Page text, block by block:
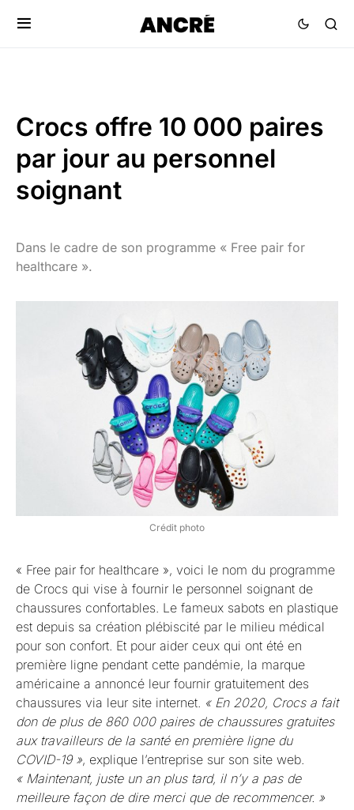
Crocs offre 10 000 paires
par jour au personnel
soignant
Dans le cadre de son programme « Free pair for
healthcare ».
Crédit photo
« Free pair for healthcare », voici le nom du programme
de Crocs qui vise à fournir le personnel soignant de
chaussures confortables. Le fameux sabots en plastique
est depuis sa création plébiscité par le milieu médical
pour son confort. Et pour aider ceux qui ont été en
première ligne pendant cette pandémie, la marque
américaine a annoncé leur fournir gratuitement des
chaussures via leur site internet. « En 2020, Crocs a fait
don de plus de 860 000 paires de chaussures gratuites
aux travailleurs de la santé en première ligne du
COVID-19 », explique l’entreprise sur son site web.
« Maintenant, juste un an plus tard, il n’y a pas de
meilleure façon de dire merci que de recommencer. »